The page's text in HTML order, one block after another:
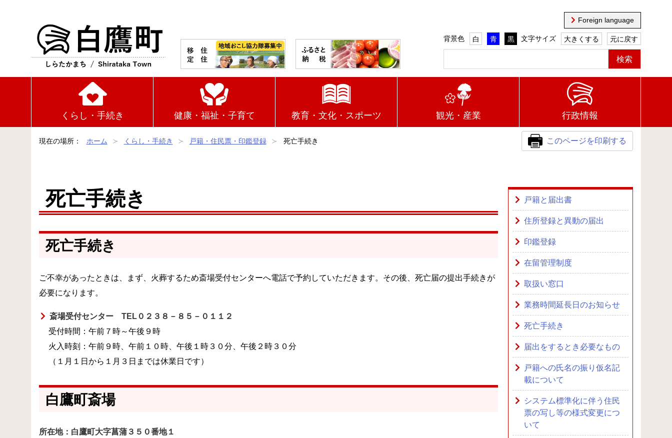
Foreign language
背景色 白 青 黒 文字サイズ 大きくする 元に戻す
くらし・手続き 健康・福祉・子育て 教育・文化・スポーツ 観光・産業 行政情報
現在の場所： ホーム くらし・手続き 戸籍・住民票・印鑑登録 死亡手続き このページを印刷する
死亡手続き
死亡手続き
ご不幸があったときは、まず、火葬するため斎場受付センターへ電話で予約していただきます。その後、死亡届の提出手続きが
必要になります。
斎場受付センター TEL０２３８－８５－０１１２
受付時間：午前７時～午後９時
火入時刻：午前９時、午前１０時、午後１時３０分、午後２時３０分
（１月１日から１月３日までは休業日です）
白鷹町斎場
所在地：白鷹町大字菖蒲３５０番地１
戸籍と届出書
住所登録と異動の届出
印鑑登録
在留管理制度
取扱い窓口
業務時間延長日のお知らせ
死亡手続き
届出をするとき必要なもの
戸籍への氏名の振り仮名記
載について
システム標準化に伴う住民
票の写し等の様式変更につ
いて